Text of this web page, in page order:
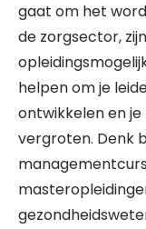
gaat om het
de zorgsector,
helpen om je
ontwikkelen en
vergroten. Denk